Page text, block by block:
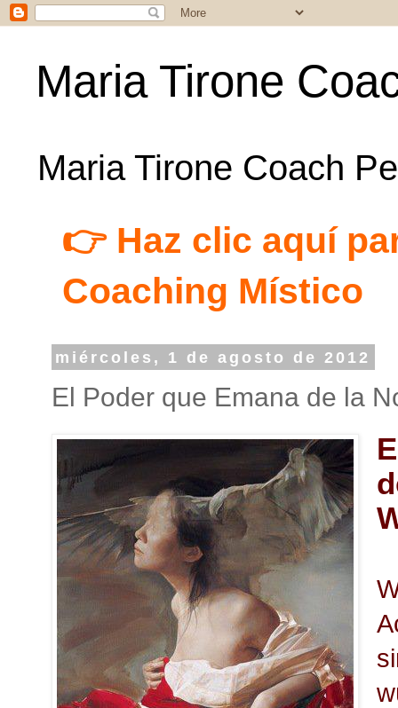
Maria Tirone
Maria Tirone Coach
👉 Haz clic aquí
Coaching Místico
miércoles, 1 de agosto de 2012
El Poder que Emana de la